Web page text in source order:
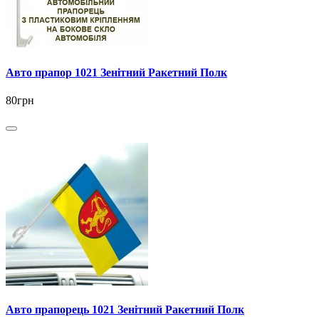
Авто прапор 1021 Зенітний Ракетний Полк
80грн
Авто прапорець 1021 Зенітний Ракетний Полк